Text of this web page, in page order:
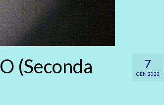
7
GEN 2023
(Seconda